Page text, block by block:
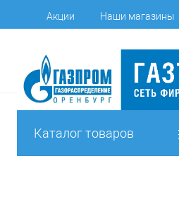
Акции Наши магазины
Каталог товаров